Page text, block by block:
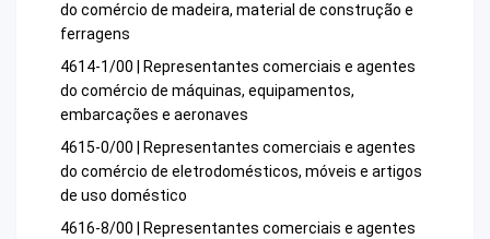
do comércio de madeira, material de construção e
ferragens
4614-1/00 | Representantes comerciais e agentes
do comércio de máquinas, equipamentos,
embarcações e aeronaves
4615-0/00 | Representantes comerciais e agentes
do comércio de eletrodomésticos, móveis e artigos
de uso doméstico
4616-8/00 | Representantes comerciais e agentes